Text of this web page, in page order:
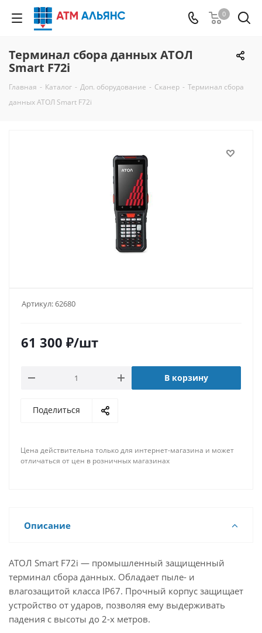
0
Терминал сбора данных АТОЛ
Smart F72i
Главная - Каталог - Доп. оборудование - Сканер - Терминал сбора
данных АТОЛ Smart F72i
Артикул:62680
61 300 ₽/шт
В корзину
Поделиться
Цена действительна только для интернет-магазина и может
отличаться от цен в розничных магазинах
Описание
АТОЛ Smart F72i — промышленный защищенный
терминал сбора данных. Обладает пыле- и
влагозащитой класса IP67. Прочный корпус защищает
устройство от ударов, позволяя ему выдерживать
падения с высоты до 2-х метров.